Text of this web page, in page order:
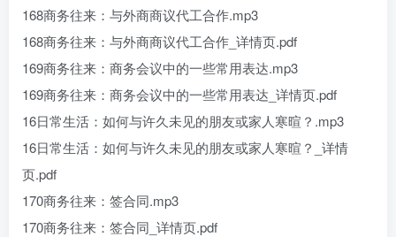
168商务往来：与外商商议代工合作.mp3
168商务往来：与外商商议代工合作_详情页.pdf
169商务往来：商务会议中的一些常用表达.mp3
169商务往来：商务会议中的一些常用表达_详情页.pdf
16日常生活：如何与许久未见的朋友或家人寒暄？.mp3
16日常生活：如何与许久未见的朋友或家人寒暄？_详情
页.pdf
170商务往来：签合同.mp3
170商务往来：签合同_详情页.pdf